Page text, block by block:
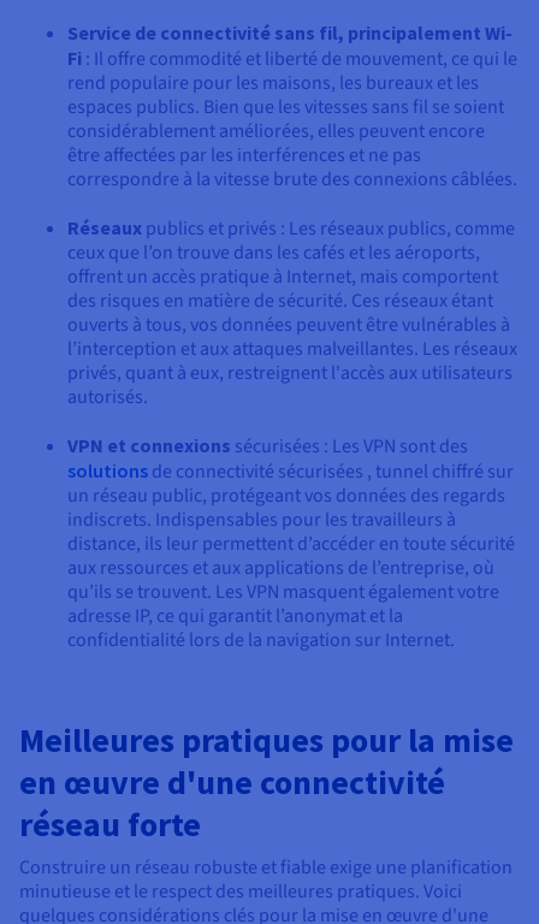
Service de connectivité sans fil, principalement Wi-
Fi : Il offre commodité et liberté de mouvement, ce qui le
rend populaire pour les maisons, les bureaux et les
espaces publics. Bien que les vitesses sans fil se soient
considérablement améliorées, elles peuvent encore
être affectées par les interférences et ne pas
correspondre à la vitesse brute des connexions câblées.
Réseaux publics et privés : Les réseaux publics, comme
ceux que l’on trouve dans les cafés et les aéroports,
offrent un accès pratique à Internet, mais comportent
des risques en matière de sécurité. Ces réseaux étant
ouverts à tous, vos données peuvent être vulnérables à
l’interception et aux attaques malveillantes. Les réseaux
privés, quant à eux, restreignent l'accès aux utilisateurs
autorisés.
VPN et connexions sécurisées : Les VPN sont des
solutions de connectivité sécurisées , tunnel chiffré sur
un réseau public, protégeant vos données des regards
indiscrets. Indispensables pour les travailleurs à
distance, ils leur permettent d’accéder en toute sécurité
aux ressources et aux applications de l’entreprise, où
qu’ils se trouvent. Les VPN masquent également votre
adresse IP, ce qui garantit l’anonymat et la
confidentialité lors de la navigation sur Internet.
Meilleures pratiques pour la mise
en œuvre d'une connectivité
réseau forte
Construire un réseau robuste et fiable exige une planification
minutieuse et le respect des meilleures pratiques. Voici
quelques considérations clés pour la mise en œuvre d'une